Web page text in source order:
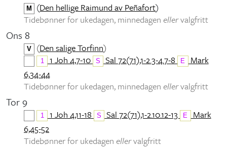
M (Den hellige Raimund av Peñafort)
Tidebønner for ukedagen, minnedagen ellervalgfritt
Ons 8
V (Den salige Torfinn)
1 1 Joh 4,7-10 S Sal 72(71),1-2.3-4.7-8 E Mark
6,34-44
Tidebønner for ukedagen, minnedagen ellervalgfritt
Tor 9
1 1 Joh 4,11-18 S Sal 72(71),1-2.10.12-13 E Mark
6,45-52
Tidebønner for ukedagen ellervalgfritt